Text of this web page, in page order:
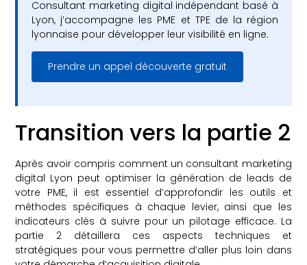
Consultant marketing digital indépendant basé à
Lyon, j’accompagne les PME et TPE de la région
lyonnaise pour développer leur visibilité en ligne.
Prendre un appel découverte gratuit
Transition vers la partie 2
Après avoir compris comment un consultant marketing
digital Lyon peut optimiser la génération de leads de
votre PME, il est essentiel d’approfondir les outils et
méthodes spécifiques à chaque levier, ainsi que les
indicateurs clés à suivre pour un pilotage efficace. La
partie 2 détaillera ces aspects techniques et
stratégiques pour vous permettre d’aller plus loin dans